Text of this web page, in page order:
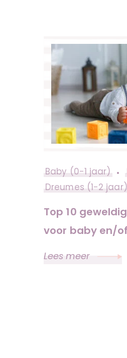
Baby (0-1 jaar)
Dreumes (1-2 jaar)
Top 10
voor baby en/
Lees meer